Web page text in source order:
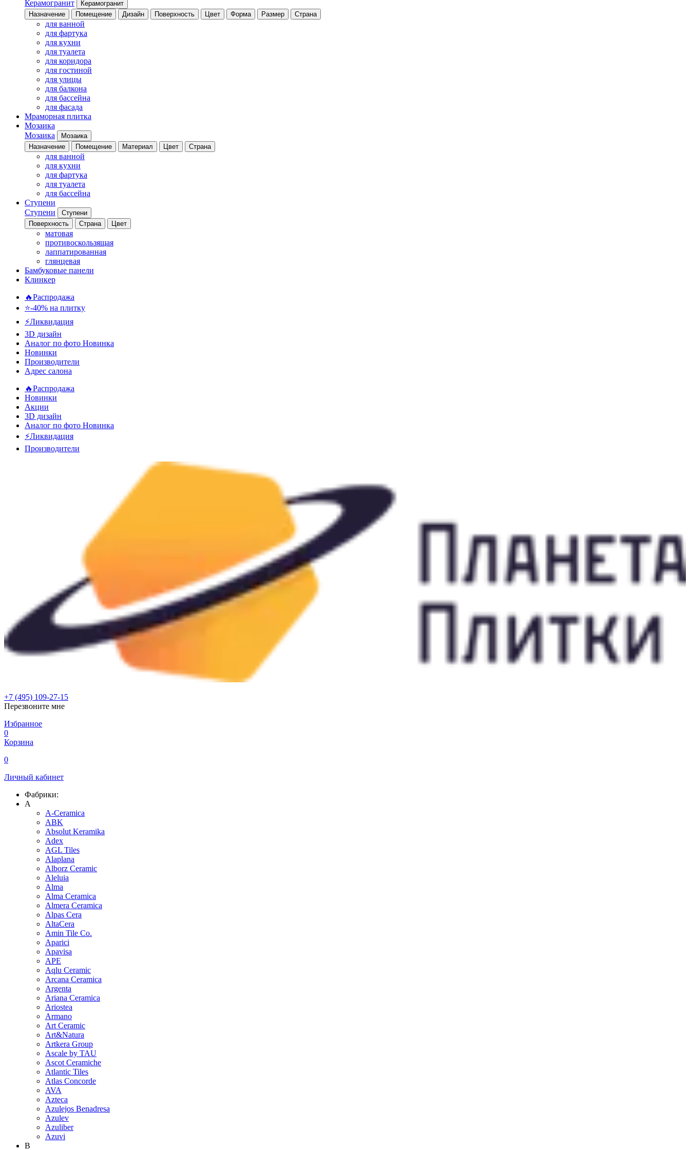
Керамогранит
Керамогранит
Назначение
Помещение Дизайн Поверхность Цвет Форма Размер Страна
для ванной
для фартука
для кухни
для туалета
для коридора
для гостиной
для улицы
для балкона
для бассейна
для фасада
Мраморная плитка
Мозаика
Мозаика
Мозаика
Назначение
Помещение Материал Цвет Страна
для ванной
для кухни
для фартука
для туалета
для бассейна
Ступени
Ступени
Ступени
Поверхность
Страна Цвет
матовая
противоскользящая
лаппатированная
глянцевая
Бамбуковые панели
Клинкер
🔥Распродажа
⭐-40% на плитку
⚡️Ликвидация
3D дизайн
Аналог по фото Новинка
Новинки
Производители
Адрес салона
🔥Распродажа
Новинки
Акции
3D дизайн
Аналог по фото Новинка
⚡Ликвидация
Производители
+7 (495) 109-27-15
Перезвоните мне
Избранное
0
Корзина
0
Личный кабинет
Фабрики:
A
A-Ceramica
ABK
Absolut Keramika
Adex
AGL Tiles
Alaplana
Alborz Ceramic
Aleluia
Alma
Alma Ceramica
Almera Ceramica
Alpas Cera
AltaCera
Amin Tile Co.
Aparici
Apavisa
APE
Aqlu Ceramic
Arcana Ceramica
Argenta
Ariana Ceramica
Ariostea
Armano
Art Ceramic
Art&Natura
Artkera Group
Ascale by TAU
Ascot Ceramiche
Atlantic Tiles
Atlas Concorde
AVA
Azteca
Azulejos Benadresa
Azulev
Azuliber
Azuvi
B